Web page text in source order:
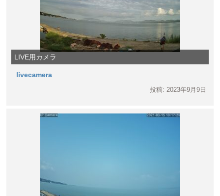
LIVE用カメラ
livecamera
投稿: 2023年9月9日